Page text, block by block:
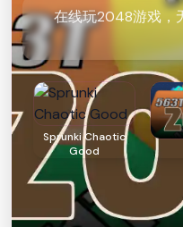
在线玩2048游戏，
Sprunki Chaotic
Good